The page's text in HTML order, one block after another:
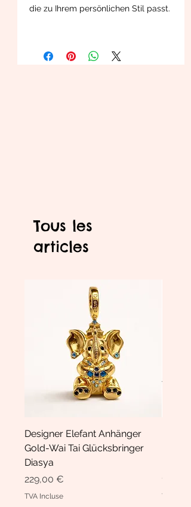
die zu Ihrem persönlichen Stil passt.
Tous les
articles
Designer Elefant Anhänger
Gold-Wai Tai Glücksbringer
Diasya
Prix
229,00 €
TVA Incluse
Prix
189,00
TVA